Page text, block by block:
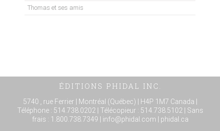
Thomas et ses amis
ÉDITIONS PHIDAL INC.
5740 , rue Ferrier | Montréal (Québec) | H4P 1M7 Canada |
Téléphone : 514.738.0202 | Télécopieur : 514.738.5102 | Sans
frais : 1.800.738.7349 info@phidal.com | phidal.ca